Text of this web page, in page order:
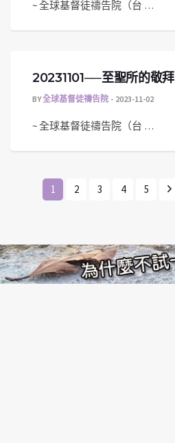
~ 全球基督徒禱告院（台 …
20231101──至聖所的敬拜
BY全球基督徒禱告院 2023-11-02
~ 全球基督徒禱告院（台 …
1 2 3 4 5